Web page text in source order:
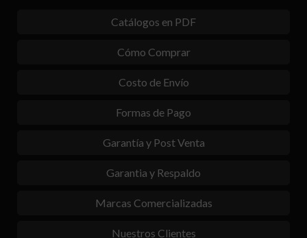
Catálogos en PDF
Cómo Comprar
Costo de Envío
Formas de Pago
Garantía y Post Venta
Garantia y Respaldo
Marcas Comercializadas
Nuestros Clientes